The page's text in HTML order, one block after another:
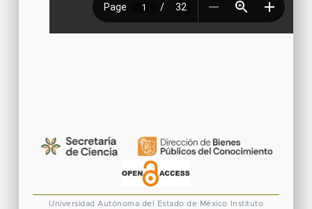
Universidad Autónoma del Estado de México Instituto